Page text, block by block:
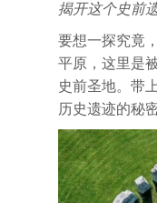
揭开这个史前
要想一探究竟
平原，这里是
史前圣地。带
历史遗迹的秘密